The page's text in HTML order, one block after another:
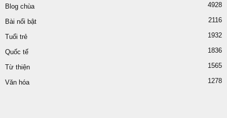
Blog chùa 4928
Bài nổi bật 2116
Tuổi trẻ 1932
Quốc tế 1836
Từ thiện 1565
Văn hóa 1278